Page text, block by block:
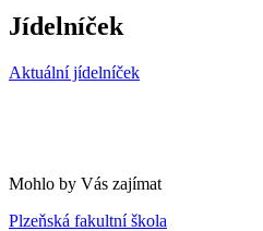
Jídelníček
Aktuální jídelníček
Mohlo by Vás zajímat
Plzeňská fakultní škola